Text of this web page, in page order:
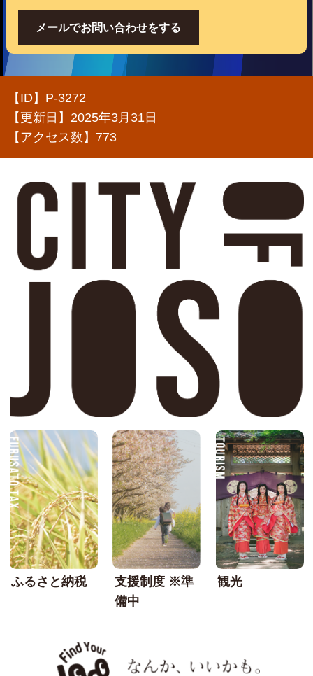
メールでお問い合わせをする
【ID】 P-3272
【更新日】 2025年3月31日
【アクセス数】 773
FURUSATO TAX
ふるさと納税
支援制度 ※準
備中
観光